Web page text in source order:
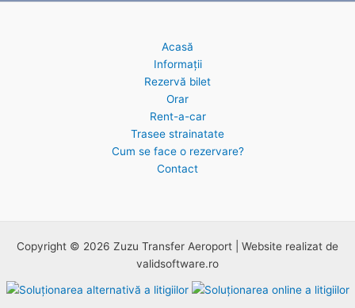
Acasă
Informații
Rezervă bilet
Orar
Rent-a-car
Trasee strainatate
Cum se face o rezervare?
Contact
Copyright © 2026 Zuzu Transfer Aeroport | Website realizat de
validsoftware.ro